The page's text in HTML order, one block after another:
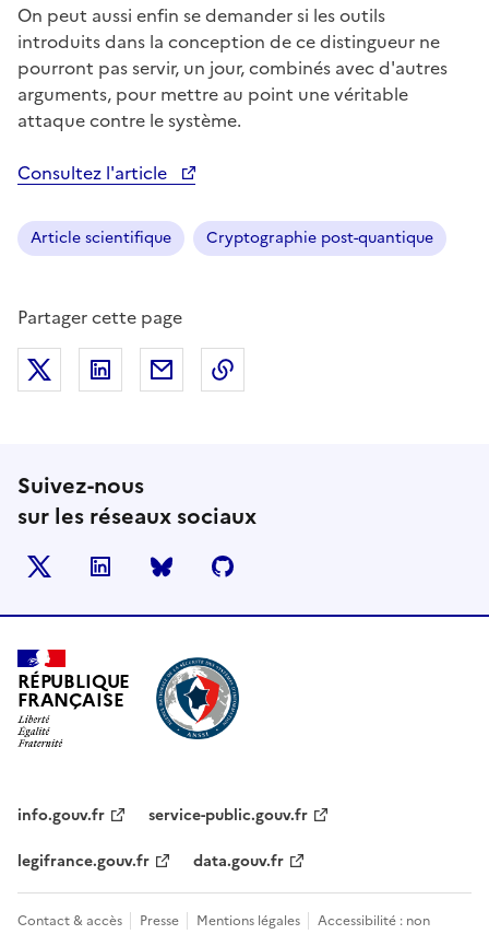
On peut aussi enfin se demander si les outils
introduits dans la conception de ce distingueur ne
pourront pas servir, un jour, combinés avec d'autres
arguments, pour mettre au point une véritable
attaque contre le système.
Consultez l'article
Article scientifique Cryptographie post-quantique
Partager cette page
Partager sur X (anciennement Twitter)
Partager sur LinkedIn
Partager par email
Suivez-nous
sur les réseaux sociaux
LinkedIn BlueSky
RÉPUBLIQUE
FRANÇAISE
info.gouv.fr
service-public.gouv.fr
legifrance.gouv.fr
data.gouv.fr
Contact & accès Presse Mentions légales Accessibilité : non